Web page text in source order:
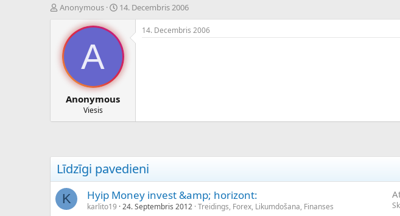
P
e
d
e
ē
j
s
Anonymous
S
u
m
a
d
u
14. Decembris 2006
A
Anonymous
Viesis
14. Decembris 2006
Līdzīgi pavedieni
K Hyip Money invest &amp; horizont:
karlito19 24. Septembris 2012 Treidings, Forex, Likumdošana, Finanses